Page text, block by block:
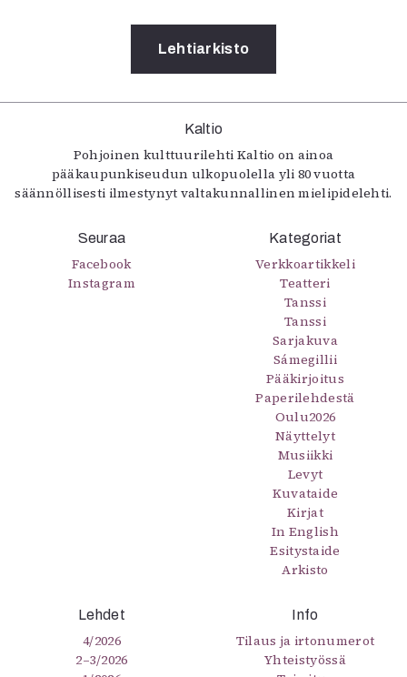
Lehtiarkisto
Kaltio
Pohjoinen kulttuurilehti Kaltio on ainoa
pääkaupunkiseudun ulkopuolella yli 80 vuotta
säännöllisesti ilmestynyt valtakunnallinen mielipidelehti.
Seuraa
Facebook
Instagram
Kategoriat
Verkkoartikkeli
Teatteri
Tanssi
Tanssi
Sarjakuva
Sámegillii
Pääkirjoitus
Paperilehdestä
Oulu2026
Näyttelyt
Musiikki
Levyt
Kuvataide
Kirjat
In English
Esitystaide
Arkisto
Lehdet
4/2026
2–3/2026
Info
Tilaus ja irtonumerot
Yhteistyössä